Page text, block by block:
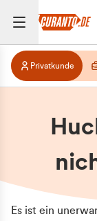
Privatkunde
Es ist ein